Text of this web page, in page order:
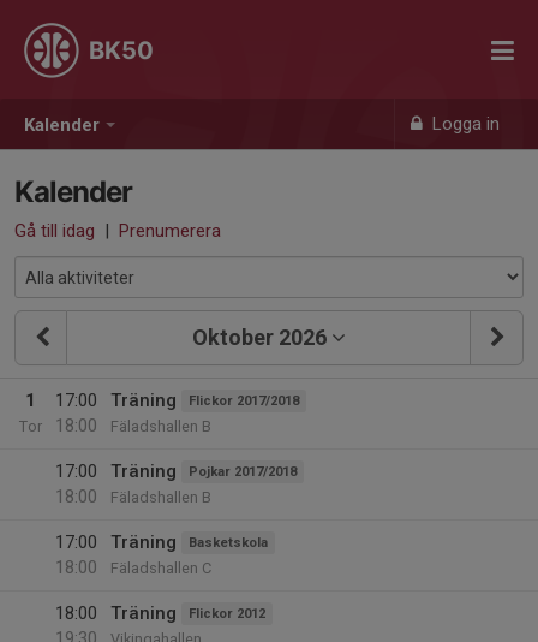
Kalender Logga in
BK50
Kalender
Gå till idag | Prenumerera
Oktober 2026
1
Tor
17:00
18:00
Träning Flickor 2017/2018
Fäladshallen B
17:00
18:00
Träning Pojkar 2017/2018
Fäladshallen B
17:00
18:00
Träning Basketskola
Fäladshallen C
18:00
Träning Flickor 2012